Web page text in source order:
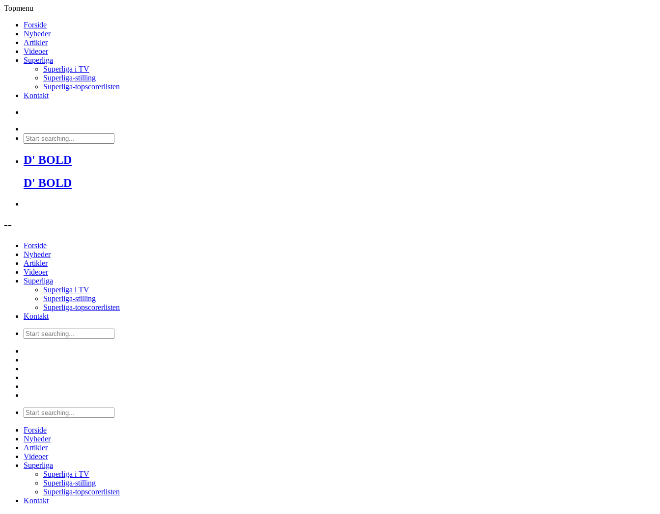
Topmenu
Forside
Nyheder
Artikler
Videoer
Superliga
Superliga i TV
Superliga-stilling
Superliga-topscorerlisten
Kontakt
D' BOLD
D' BOLD
--
Forside
Nyheder
Artikler
Videoer
Superliga
Superliga i TV
Superliga-stilling
Superliga-topscorerlisten
Kontakt
Forside
Nyheder
Artikler
Videoer
Superliga
Superliga i TV
Superliga-stilling
Superliga-topscorerlisten
Kontakt